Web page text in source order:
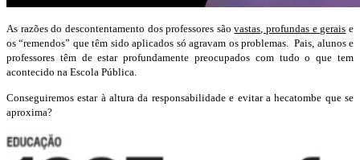
As razões do descontentamento dos professores sãovastas, profundas e gerais e
os “remendos” que têm sido aplicados só agravam os problemas. Pais, alunos e
professores têm de estar profundamente preocupados com tudo o que tem
acontecido na Escola Pública.
Conseguiremos estar à altura da responsabilidade e evitar a hecatombe que se
aproxima?